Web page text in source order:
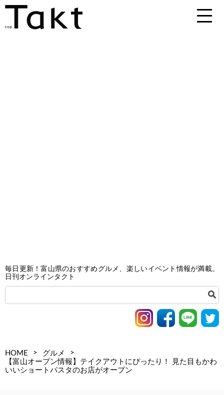
毎日更新！富山県のおすすめグルメ、楽しいイベント情報が満載。
日刊オンラインタクト
HOME > グルメ
>
【富山オープン情報】テイクアウトにぴったり！ 見た目もかわ
いいショートパスタのお店がオープン